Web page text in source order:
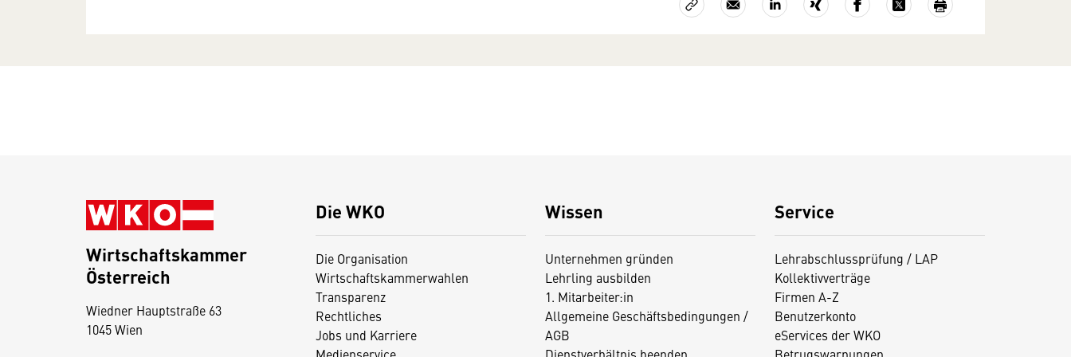
Die WKO
Die Organisation
Wirtschaftskammerwahlen
Transparenz
Rechtliches
Jobs und Karriere
Wissen
Unternehmen gründen
Lehrling ausbilden
1. Mitarbeiter:in
Allgemeine Geschäftsbedingungen /
AGB
Service
Lehrabschlussprüfung / LAP
Kollektivverträge
Firmen A-Z
Benutzerkonto
eServices der WKO
Wirtschaftskammer
Österreich
Wiedner Hauptstraße 63
1045 Wien